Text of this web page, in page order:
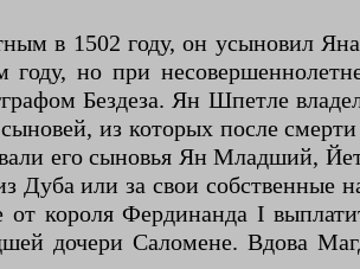
в 1502 году, он усыновил
но при
Бездеза. Ян Шпетле
из которых после смерти
его сыновья Ян Младший,
или за свои собственные
короля Фердинанда I
дочери Саломене. Вдова